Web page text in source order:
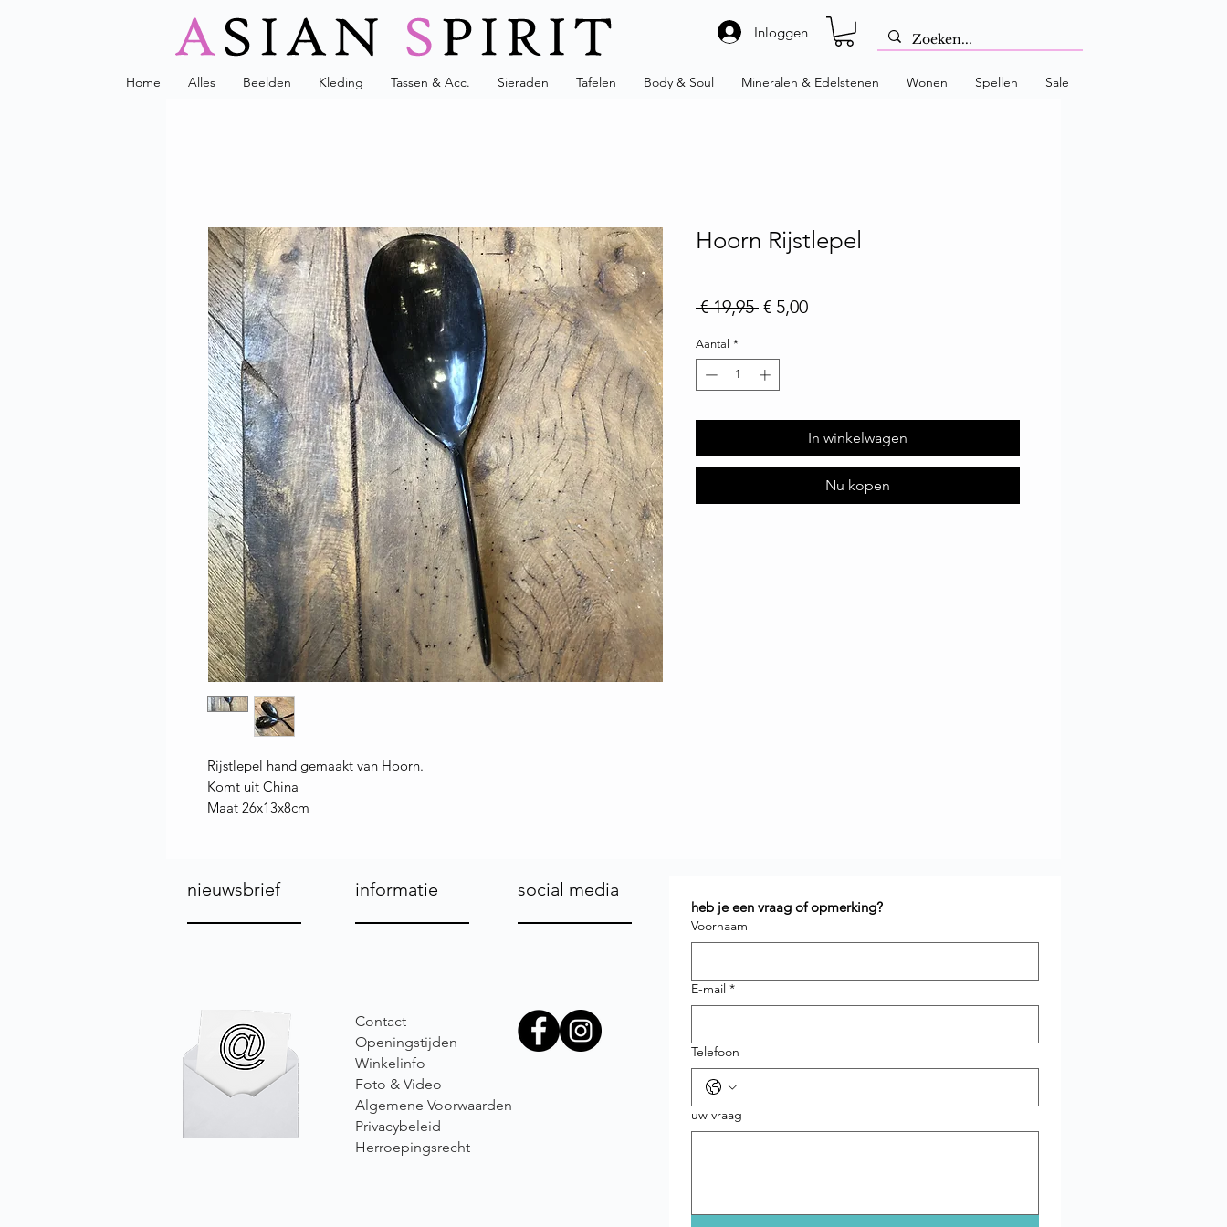
Inloggen
Home Alles Beelden Kleding Tassen & Acc. Sieraden Tafelen Body & Soul Mineralen & Edelstenen Wonen Spellen Sale
Rijstlepel hand gemaakt van Hoorn.
Komt uit China
Maat 26x13x8cm
Hoorn Rijstlepel
€ 19,95 Normale prijs
€ 5,00Verkoopprijs
Aantal *
In winkelwagen
Nu kopen
nieuwsbrief informatie social media
Contact
Openingstijden
Winkelinfo
Foto & Video
Algemene Voorwaarden
Privacybeleid
Herroepingsrecht
heb je een vraag of opmerking?
Voornaam
E-mail *
Telefoon
uw vraag